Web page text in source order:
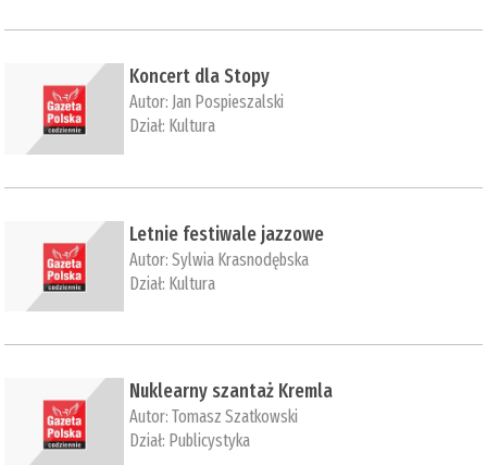
Koncert dla Stopy
Autor: Jan Pospieszalski
Dział: Kultura
Letnie festiwale jazzowe
Autor:Sylwia Krasnodębska
Dział: Kultura
Nuklearny szantaż Kremla
Autor:Tomasz Szatkowski
Dział: Publicystyka